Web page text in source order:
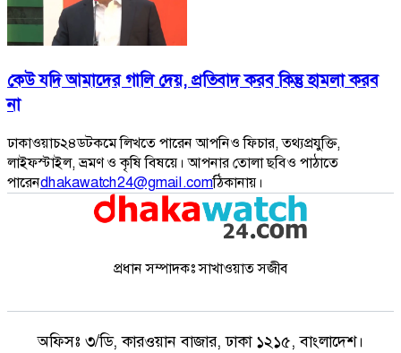
কেউ যদি আমাদের গালি দেয়, প্রতিবাদ করব কিন্তু হামলা করব
না
ঢাকাওয়াচ২৪ডটকমে লিখতে পারেন আপনিও ফিচার, তথ্যপ্রযুক্তি,
লাইফস্টাইল, ভ্রমণ ও কৃষি বিষয়ে। আপনার তোলা ছবিও পাঠাতে
পারেনdhakawatch24@gmail.comঠিকানায়।
প্রধান সম্পাদকঃ সাখাওয়াত সজীব
অফিসঃ ৩/ডি, কারওয়ান বাজার, ঢাকা ১২১৫, বাংলাদেশ।